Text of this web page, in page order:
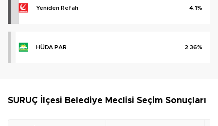
Yeniden Refah 4.1%
HÜDA PAR 2.36%
SURUÇ İlçesi Belediye Meclisi Seçim Sonuçları